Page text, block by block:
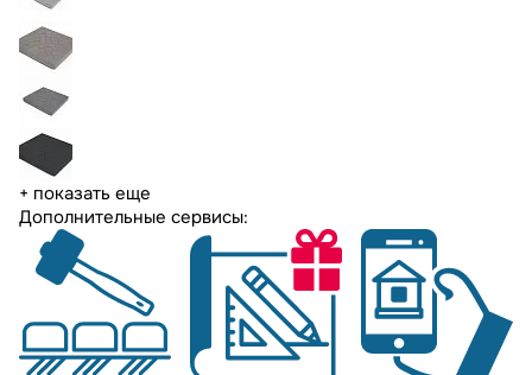
+ показать еще
Дополнительные сервисы: